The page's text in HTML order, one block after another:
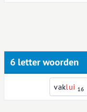
6 letter woorden
vaklui 16